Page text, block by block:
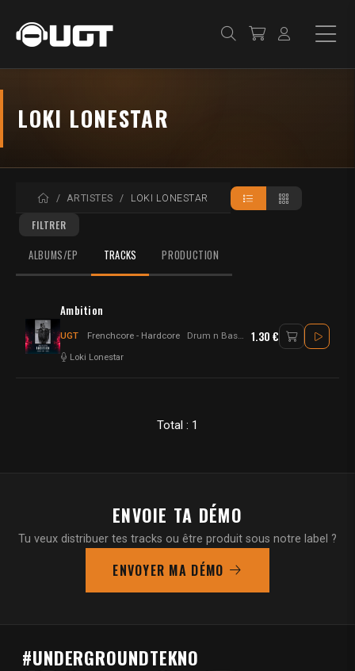
LOKI LONESTAR
ACCUEIL
ARTISTES LOKI LONESTAR
FILTRER
ALBUMS/EP TRACKS PRODUCTION
Ambition
UGT Frenchcore - Hardcore Drum n Bass - Frenchcore
Loki Lonestar
1.30 €
Total : 1
ENVOIE TA DÉMO
Tu veux distribuer tes tracks ou être produit sous notre label ?
ENVOYER MA DÉMO
#UNDERGROUNDTEKNO